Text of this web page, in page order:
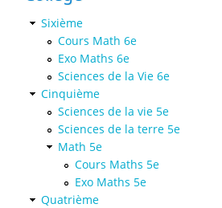
Sixième
Cours Math 6e
Exo Maths 6e
Sciences de la Vie 6e
Cinquième
Sciences de la vie 5e
Sciences de la terre 5e
Math 5e
Cours Maths 5e
Exo Maths 5e
Quatrième